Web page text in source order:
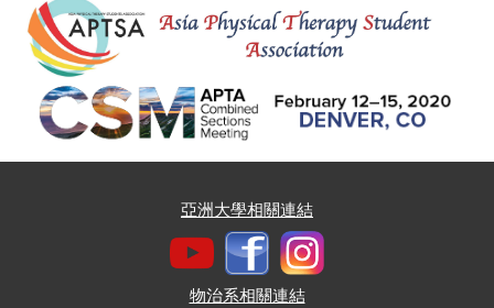
亞洲大學相關連結
物治系相關連結